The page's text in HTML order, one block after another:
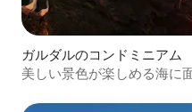
ガルダルのコンドミニアム
美しい景色が楽しめる海に